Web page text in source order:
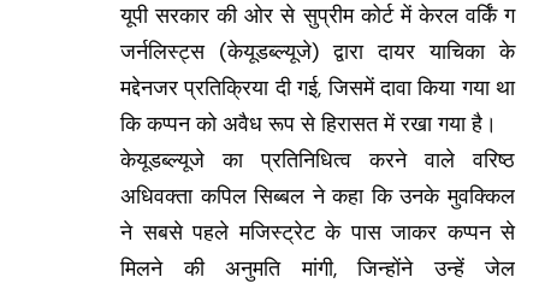
यूपी सरकार की ओर से सुप्रीम कोर्ट में केरल वर्किं ग
जर्नलिस्ट्स (केयूडब्ल्यूजे) द्वारा दायर याचिका के
मद्देनजर प्रतिक्रिया दी गई, जिसमें दावा किया गया था
कि कप्पन को अवैध रूप से हिरासत में रखा गया है।
केयूडब्ल्यूजे का प्रतिनिधित्व करने वाले वरिष्ठ
अधिवक्ता कपिल सिब्बल ने कहा कि उनके मुवक्किल
ने सबसे पहले मजिस्ट्रेट के पास जाकर कप्पन से
मिलने की अनुमति मांगी, जिन्होंने उन्हें जेल